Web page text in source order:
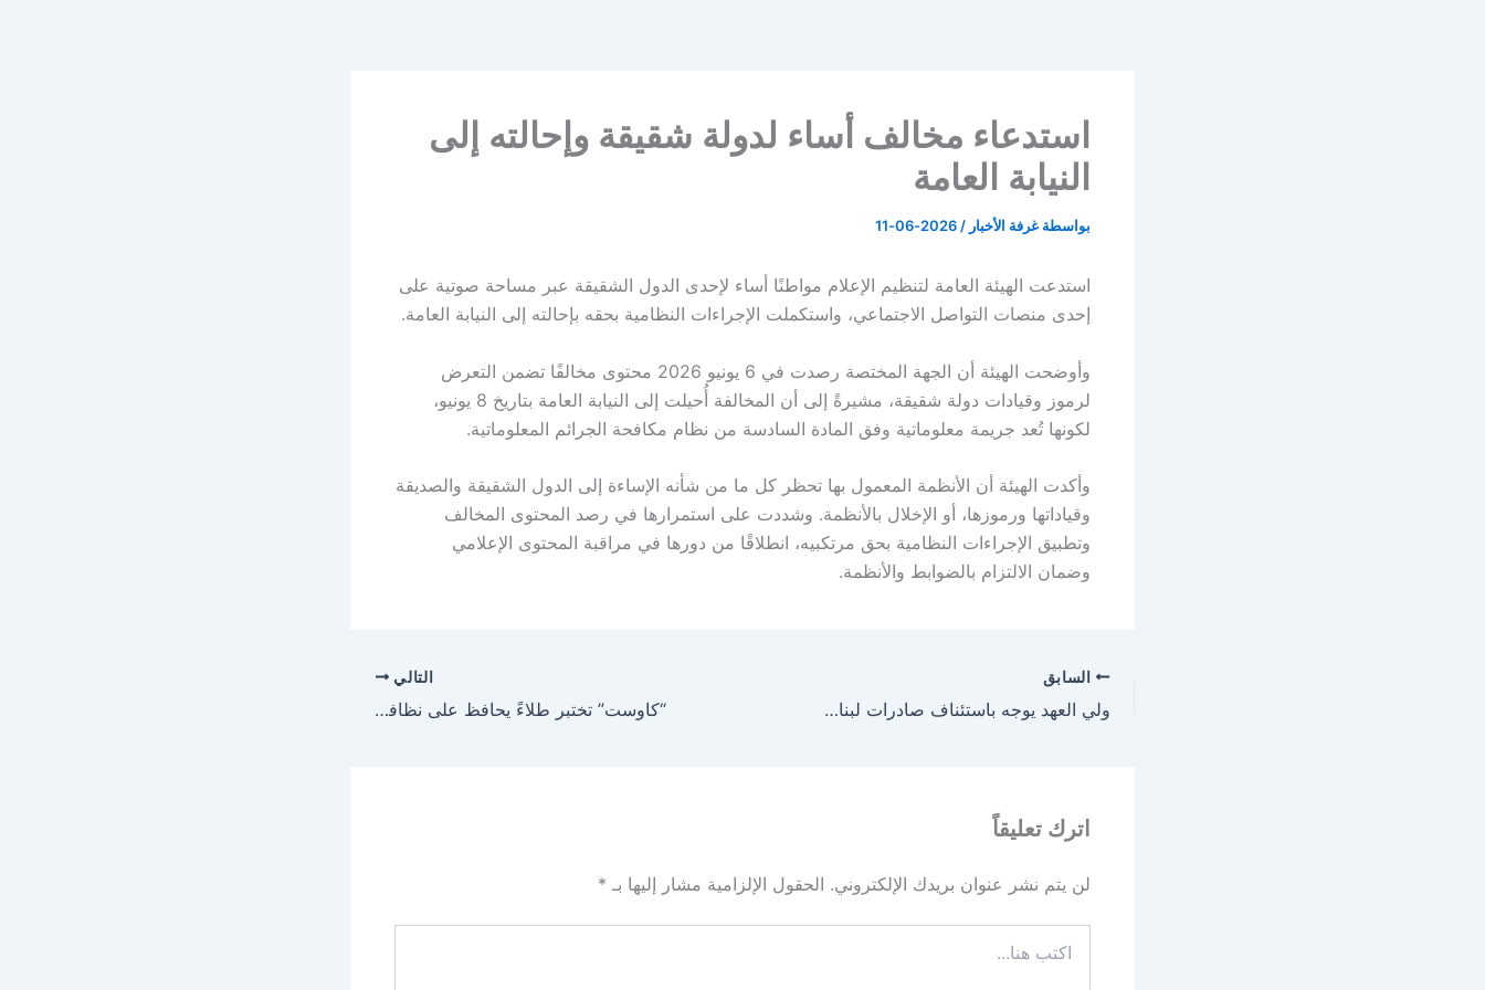
استدعاء مخالف أساء لدولة شقيقة وإحالته إلى
النيابة العامة
بواسطة غرفة الأخبار /
2026-06-11
استدعت الهيئة العامة لتنظيم الإعلام مواطنًا أساء لإحدى الدول الشقيقة عبر مساحة صوتية على
إحدى منصات التواصل الاجتماعي، واستكملت الإجراءات النظامية بحقه بإحالته إلى النيابة العامة.
وأوضحت الهيئة أن الجهة المختصة رصدت في 6 يونيو 2026 محتوى مخالفًا تضمن التعرض
لرموز وقيادات دولة شقيقة، مشيرةً إلى أن المخالفة أُحيلت إلى النيابة العامة بتاريخ 8 يونيو،
لكونها تُعد جريمة معلوماتية وفق المادة السادسة من نظام مكافحة الجرائم المعلوماتية.
وأكدت الهيئة أن الأنظمة المعمول بها تحظر كل ما من شأنه الإساءة إلى الدول الشقيقة والصديقة
وقياداتها ورموزها، أو الإخلال بالأنظمة. وشددت على استمرارها في رصد المحتوى المخالف
وتطبيق الإجراءات النظامية بحق مرتكبيه، انطلاقًا من دورها في مراقبة المحتوى الإعلامي
وضمان الالتزام بالضوابط والأنظمة.
السابق
ولي العهد يوجه باستئناف صادرات لبنان إلى المملكة
التالي
“كاوست” تختبر طلاءً يحافظ على نظافة الألواح الشمسية
اترك تعليقاً
لن يتم نشر عنوان بريدك الإلكتروني. الحقول الإلزامية مشار إليها بـ *
هنا...